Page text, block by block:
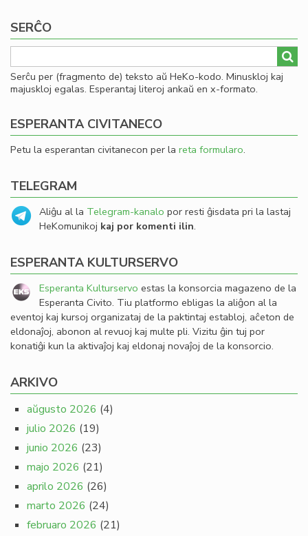
SERĈO
Serĉu per (fragmento de) teksto aŭ HeKo-kodo. Minuskloj kaj
majuskloj egalas. Esperantaj literoj ankaŭ en x-formato.
ESPERANTA CIVITANECO
Petu la esperantan civitanecon per la reta formularo.
TELEGRAM
Aliĝu al la Telegram-kanalo por resti ĝisdata pri la lastaj
HeKomunikoj kaj por komenti ilin.
ESPERANTA KULTURSERVO
Esperanta Kulturservo estas la konsorcia magazeno de la
Esperanta Civito. Tiu platformo ebligas la aliĝon al la
eventoj kaj kursoj organizataj de la paktintaj establoj, aĉeton de
eldonaĵoj, abonon al revuoj kaj multe pli. Vizitu ĝin tuj por
konatiĝi kun la aktivaĵoj kaj eldonaj novaĵoj de la konsorcio.
ARKIVO
aŭgusto 2026 (4)
julio 2026 (19)
junio 2026 (23)
majo 2026 (21)
aprilo 2026 (26)
marto 2026 (24)
februaro 2026 (21)